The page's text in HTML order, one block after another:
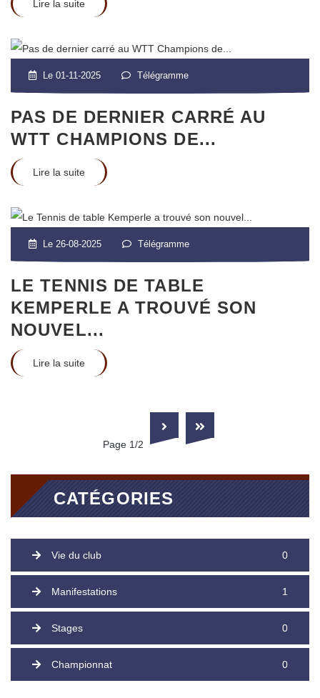
Lire la suite
Le 01-11-2025 Télégramme
PAS DE DERNIER CARRÉ AU
WTT CHAMPIONS DE...
Lire la suite
Le 26-08-2025 Télégramme
LE TENNIS DE TABLE
KEMPERLE A TROUVÉ SON
NOUVEL...
Lire la suite
Page 1/2
CATÉGORIES
Vie du club 0
Manifestations 1
Stages 0
Championnat 0